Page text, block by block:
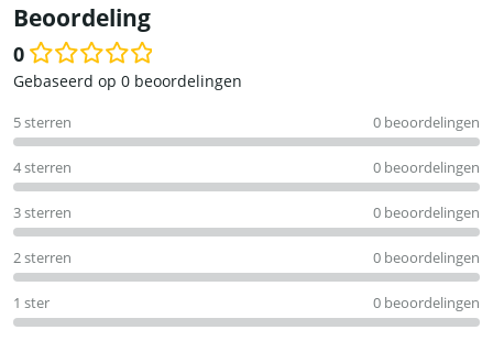
Beoordeling
0
Waardering
uit
5
Gebaseerd op 0 beoordelingen
5 sterren 0 beoordelingen
4 sterren 0 beoordelingen
3 sterren 0 beoordelingen
2 sterren 0 beoordelingen
1 ster 0 beoordelingen